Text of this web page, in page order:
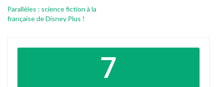
Parallèles : science fiction à la
française de Disney Plus !
7